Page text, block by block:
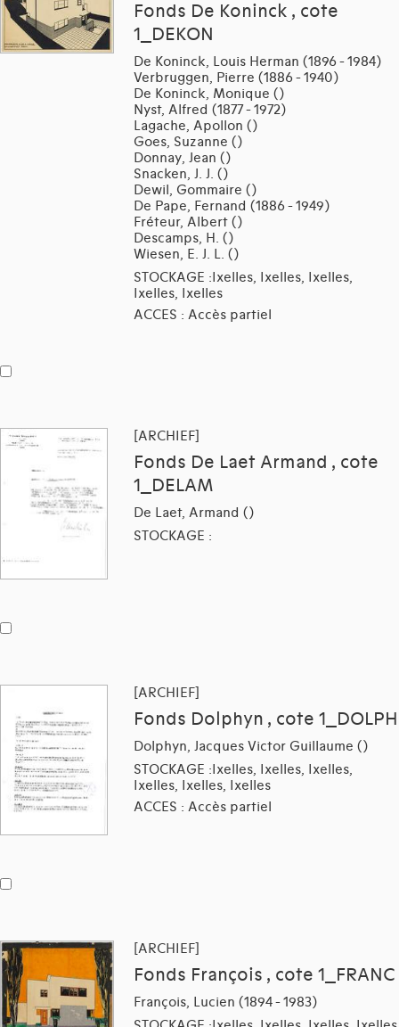
Fonds De Koninck , cote
1_DEKON
De Koninck, Louis Herman (1896 - 1984)
Verbruggen, Pierre (1886 - 1940)
De Koninck, Monique ()
Nyst, Alfred (1877 - 1972)
Lagache, Apollon ()
Goes, Suzanne ()
Donnay, Jean ()
Snacken, J. J. ()
Dewil, Gommaire ()
De Pape, Fernand (1886 - 1949)
Fréteur, Albert ()
Descamps, H. ()
Wiesen, E. J. L. ()
STOCKAGE :Ixelles, Ixelles, Ixelles,
Ixelles, Ixelles
ACCES : Accès partiel
[ARCHIEF]
Fonds De Laet Armand , cote
1_DELAM
De Laet, Armand ()
STOCKAGE :
[ARCHIEF]
Fonds Dolphyn , cote 1_DOLPH
Dolphyn, Jacques Victor Guillaume ()
STOCKAGE :Ixelles, Ixelles, Ixelles,
Ixelles, Ixelles, Ixelles
ACCES : Accès partiel
[ARCHIEF]
Fonds François , cote 1_FRANC
François, Lucien (1894 - 1983)